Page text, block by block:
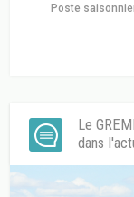
Poste
Le
dans